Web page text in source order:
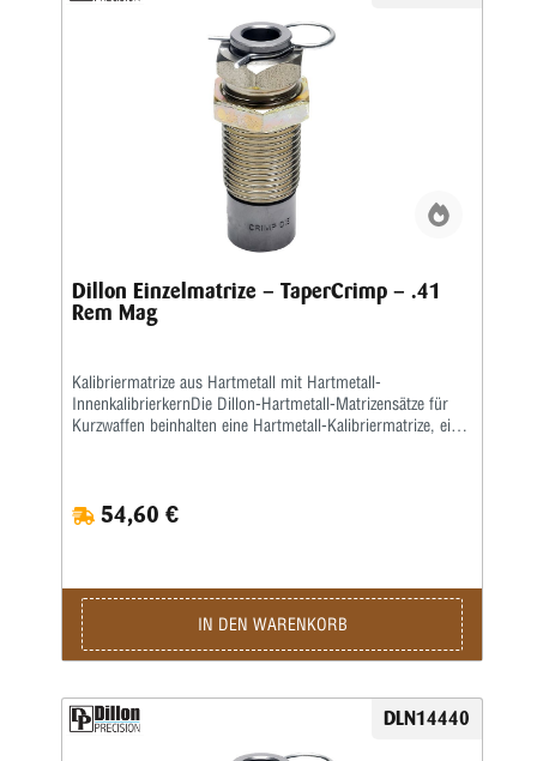
Dillon Einzelmatrize – TaperCrimp – .41
Rem Mag
Kalibriermatrize aus Hartmetall mit Hartmetall-
InnenkalibrierkernDie Dillon-Hartmetall-Matrizensätze für
Kurzwaffen beinhalten eine Hartmetall-Kalibriermatrize, eine
dem Pulverfüllen in einem Arbeitsgang geschieht.Sollten Sie
Dillon-Matrizensätze in einer Einstationen-Presse benutzen,
54,60 €
IN DEN WARENKORB
DLN14440